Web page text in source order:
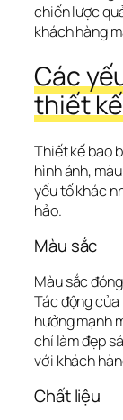
chiến lược
khách hàng
Các
thiết
Thiết kế bao
hình ảnh,
yếu tố khác
hảo.
Màu sắc
Tác động
hưởng mạnh
chỉ làm đẹp
với khách
Chất liệu